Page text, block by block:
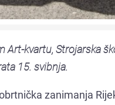
kvartu, Strojarska
15. svibnja.
zanimanja